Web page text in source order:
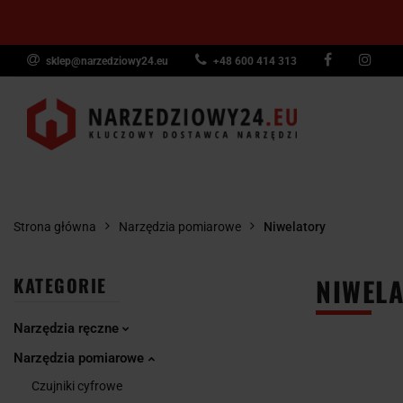
sklep@narzedziowy24.eu +48 600 414 313
Narzędzia
Narzędzia
Strona główna Narzędzia pomiarowe Niwelatory
KATEGORIE
Narzędzia ręczne
Narzędzia pomiarowe
Czujniki cyfrowe